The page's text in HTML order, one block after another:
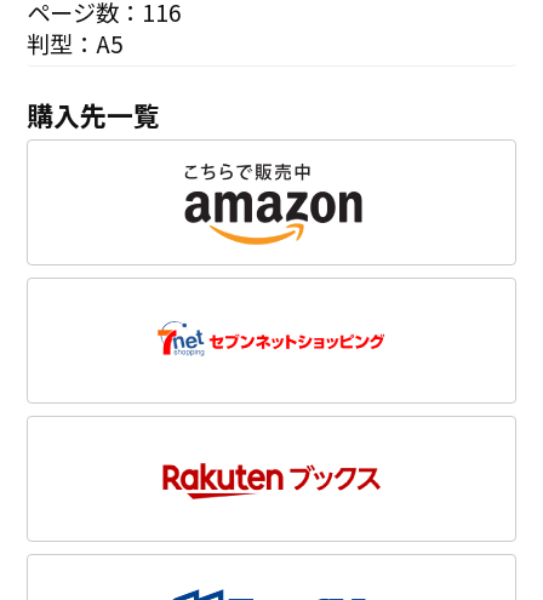
ページ数：116
判型：A5
購入先一覧